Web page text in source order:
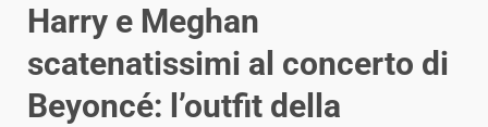
Harry e Meghan
scatenatissimi al concerto di
Beyoncé: l’outfit della